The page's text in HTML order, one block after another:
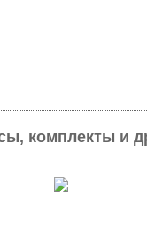
комплекты и